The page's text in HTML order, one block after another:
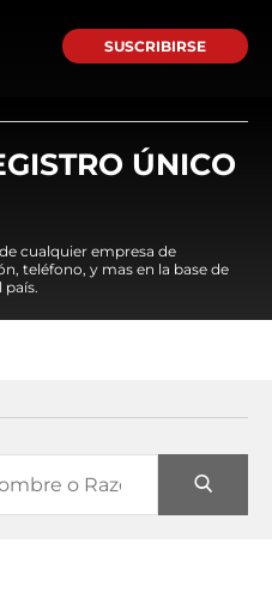
SUSCRIBIRSE
ÚNICO
cualquier empresa de
teléfono, y mas en la base de
país.